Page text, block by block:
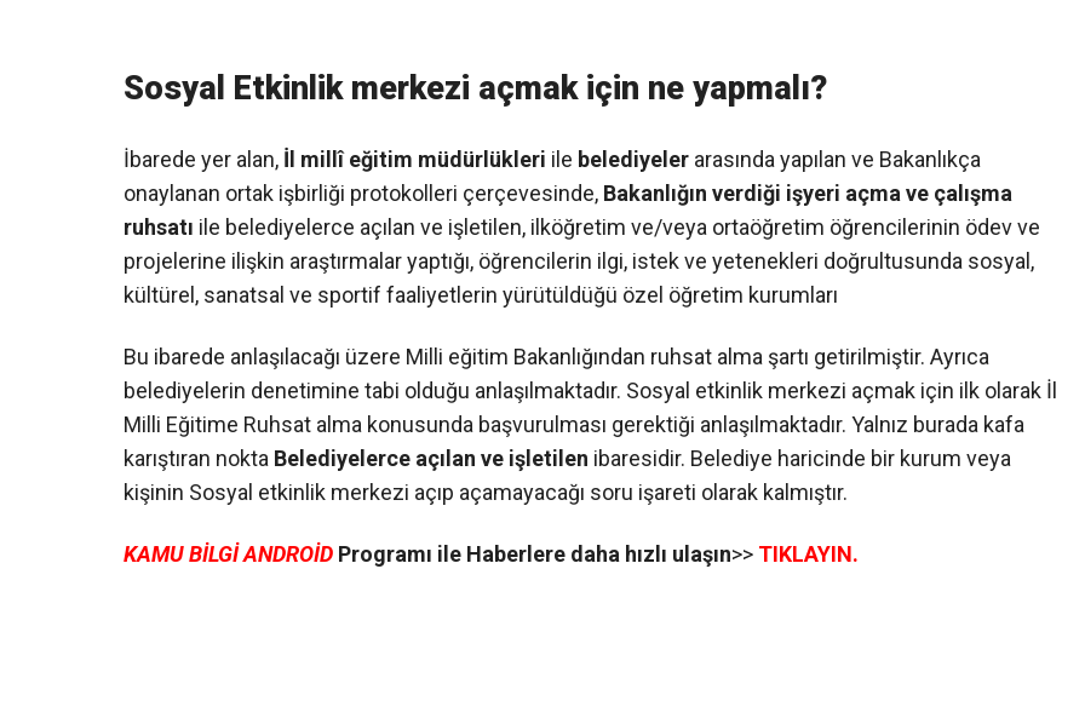
Sosyal Etkinlik merkezi açmak için ne yapmalı?
İbarede yer alan, İl millî eğitim müdürlükleri ile belediyeler arasında yapılan ve Bakanlıkça
onaylanan ortak işbirliği protokolleri çerçevesinde, Bakanlığın verdiği işyeri açma ve çalışma
ruhsatı ile belediyelerce açılan ve işletilen, ilköğretim ve/veya ortaöğretim öğrencilerinin ödev ve
projelerine ilişkin araştırmalar yaptığı, öğrencilerin ilgi, istek ve yetenekleri doğrultusunda sosyal,
kültürel, sanatsal ve sportif faaliyetlerin yürütüldüğü özel öğretim kurumları
Bu ibarede anlaşılacağı üzere Milli eğitim Bakanlığından ruhsat alma şartı getirilmiştir. Ayrıca
belediyelerin denetimine tabi olduğu anlaşılmaktadır. Sosyal etkinlik merkezi açmak için ilk olarak İl
Milli Eğitime Ruhsat alma konusunda başvurulması gerektiği anlaşılmaktadır. Yalnız burada kafa
karıştıran nokta Belediyelerce açılan ve işletilen ibaresidir. Belediye haricinde bir kurum veya
kişinin Sosyal etkinlik merkezi açıp açamayacağı soru işareti olarak kalmıştır.
KAMU BİLGİ ANDROİD Programı ile Haberlere daha hızlı ulaşın>> TIKLAYIN.